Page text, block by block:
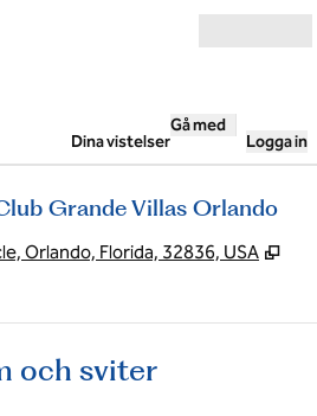
Dina vistelser
Gå med
Logga in
Grande Villas Orlando
Orlando, Florida, 32836, USA ,
och sviter